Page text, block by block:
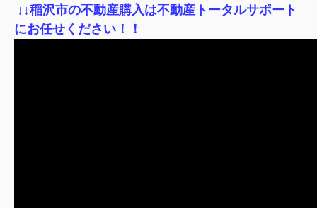
↓ ↓稲沢市の不動産購入は不動産トータルサポート
にお任せください！！